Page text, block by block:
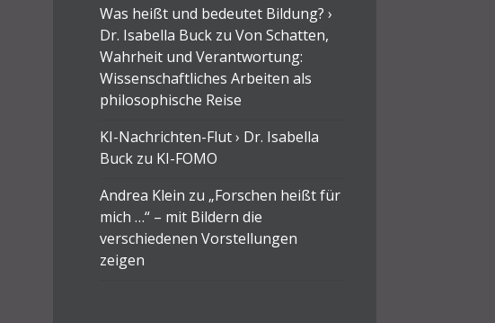
Was heißt und bedeutet Bildung? ›
Dr. Isabella Buck zu Von Schatten,
Wahrheit und Verantwortung:
Wissenschaftliches Arbeiten als
philosophische Reise
KI-Nachrichten-Flut › Dr. Isabella
Buck zu KI-FOMO
Andrea Klein zu „Forschen heißt für
mich …“ – mit Bildern die
verschiedenen Vorstellungen
zeigen